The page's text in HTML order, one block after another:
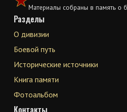
Материалы собраны в память о
Разделы
О дивизии
Боевой путь
Исторические источники
Книга памяти
Фотоальбом
Контакты